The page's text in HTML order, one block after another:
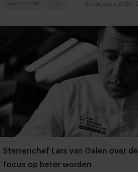
25 augustus 2022
Gastronomie Chefs
Sterrenchef Lars van Galen over de
focus op beter worden